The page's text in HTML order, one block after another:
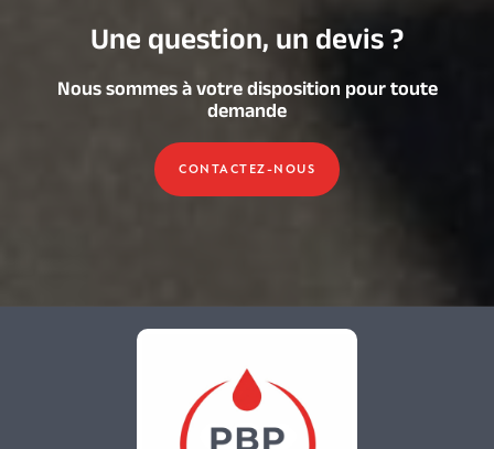
Une question, un devis ?
Nous sommes à votre disposition pour toute
demande
CONTACTEZ-NOUS